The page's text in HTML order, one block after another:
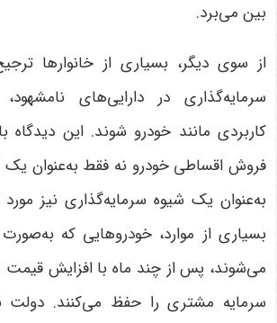
بین می‌برد.
از سوی دیگر، بسیاری از خانوارها
سرمایه‌گذاری در دارایی‌های
کاربردی مانند خودرو شوند. این
فروش اقساطی خودرو نه فقط به‌عنوان یک
به‌عنوان یک شیوه سرمایه‌گذاری نیز مورد
بسیاری از موارد، خودروهایی که
می‌شوند، پس از چند ماه با افزایش
سرمایه مشتری را حفظ می‌کنند. دولت